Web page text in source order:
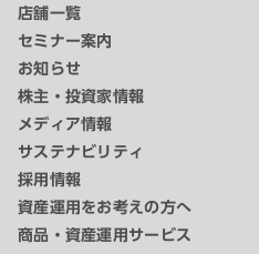
店舗一覧
セミナー案内
お知らせ
株主・投資家情報
メディア情報
サステナビリティ
採用情報
資産運用をお考えの方へ
商品・資産運用サービス